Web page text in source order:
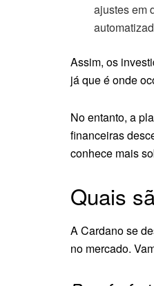
ajustes em
Assim, os
já que é onde
No entanto, a
financeiras
conhece mais
Quais
A Cardano se
no mercado.